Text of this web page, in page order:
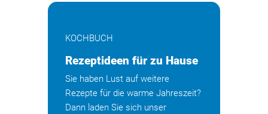
KOCHBUCH
Rezeptideen für zu Hause
Sie haben Lust auf weitere
Rezepte für die warme Jahreszeit?
Dann laden Sie sich unser